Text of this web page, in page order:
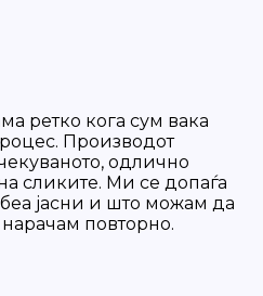
ретко кога сум вака
Производот
одлично
сликите. Ми се допаѓа
јасни и што можам да
повторно.